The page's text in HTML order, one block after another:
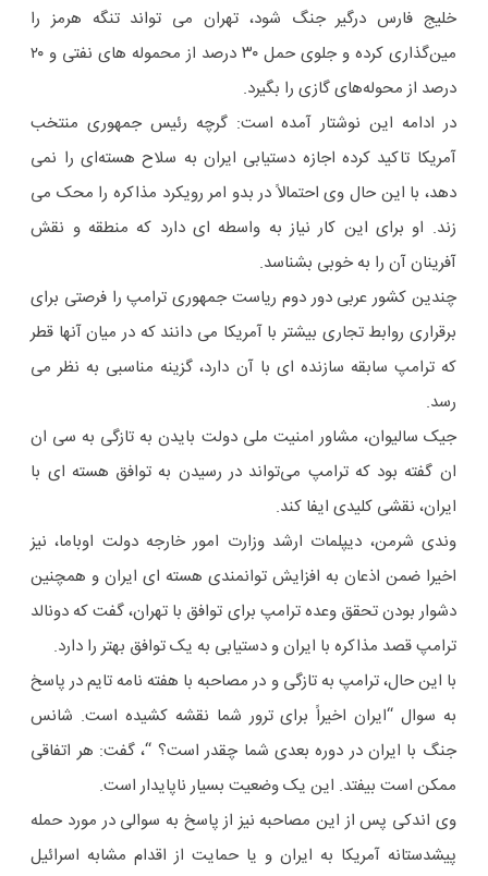
خلیج فارس درگیر جنگ شود، تهران می ‌تواند تنگه هرمز را
مین‌گذاری کرده و جلوی حمل ۳۰ درصد از محموله های نفتی و ۲۰
درصد از محوله‌های گازی را بگیرد.
در ادامه این نوشتار آمده است: گرچه رئیس جمهوری منتخب
آمریکا تاکید کرده اجازه دستیابی ایران به سلاح هسته‌ای را نمی
دهد، با این حال وی احتمالاً در بدو امر رویکرد مذاکره‌ را محک می
زند. او برای این کار نیاز به واسطه ای دارد که منطقه و نقش
آفرینان آن را به خوبی بشناسد.
چندین کشور عربی دور دوم ریاست جمهوری ترامپ را فرصتی برای
برقراری روابط تجاری بیشتر با آمریکا می دانند که در میان آنها قطر
که ترامپ سابقه سازنده ای با آن دارد، گزینه مناسبی به نظر می
رسد.
جیک سالیوان، مشاور امنیت ملی دولت بایدن به تازگی به سی ان
ان گفته بود که ترامپ می‌تواند در رسیدن به توافق هسته ‌ای با
ایران، نقشی کلیدی ایفا کند.
وندی شرمن، دیپلمات ارشد وزارت امور خارجه دولت اوباما، نیز
اخیرا ضمن اذعان به افزایش توانمندی هسته‌ ای ایران و همچنین
دشوار بودن تحقق وعده ترامپ برای توافق با تهران، گفت که دونالد
ترامپ قصد مذاکره با ایران و دستیابی به یک توافق بهتر را دارد.
با این حال، ترامپ به تازگی و در مصاحبه با هفته نامه تایم در پاسخ
به سوال “ایران اخیراً برای ترور شما نقشه کشیده است. شانس
جنگ با ایران در دوره بعدی شما چقدر است؟ “، گفت: هر اتفاقی
ممکن است بیفتد. این یک وضعیت بسیار ناپایدار است.
وی اندکی پس از این مصاحبه نیز از پاسخ به سوالی در مورد حمله
پیشدستانه آمریکا به ایران و یا حمایت از اقدام مشابه اسرائیل